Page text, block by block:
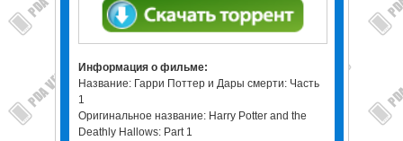
Информация о фильме:
Название: Гарри Поттер и Дары смерти: Часть
1
Оригинальное название: Harry Potter and the
Deathly Hallows: Part 1